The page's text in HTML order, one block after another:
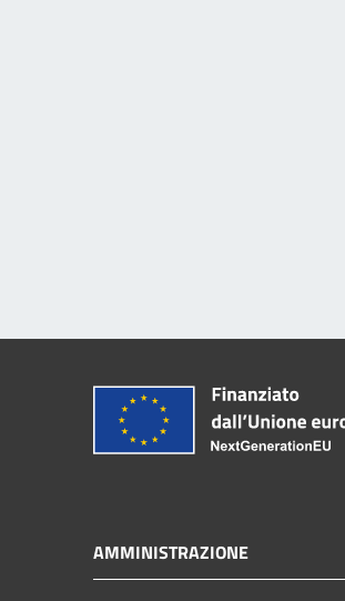
AMMINISTRAZIONE